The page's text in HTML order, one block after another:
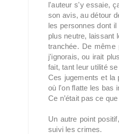
l'auteur s'y essaie,
son avis, au détour
les personnes dont
plus neutre, laissant
tranchée. De même
j'ignorais, ou irait
fait, tant leur utilité
Ces jugements et la
où l'on flatte les bas
Ce n’était pas ce
Un autre point
suivi les crimes.